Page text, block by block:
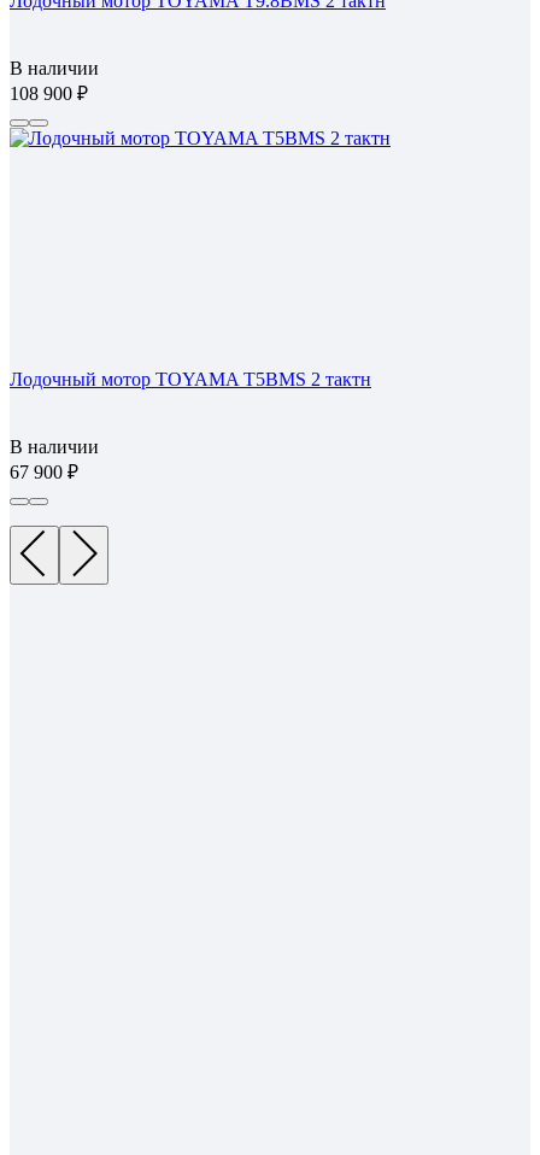
В наличии
108 900
Лодочный мотор TOYAMA T5BMS 2 тактн
В наличии
67 900